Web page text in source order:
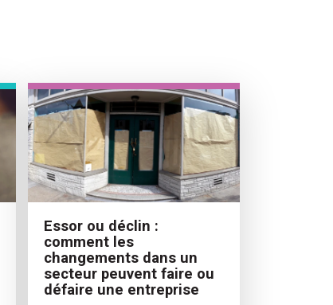
Essor ou déclin :
comment les
changements dans un
secteur peuvent faire ou
défaire une entreprise